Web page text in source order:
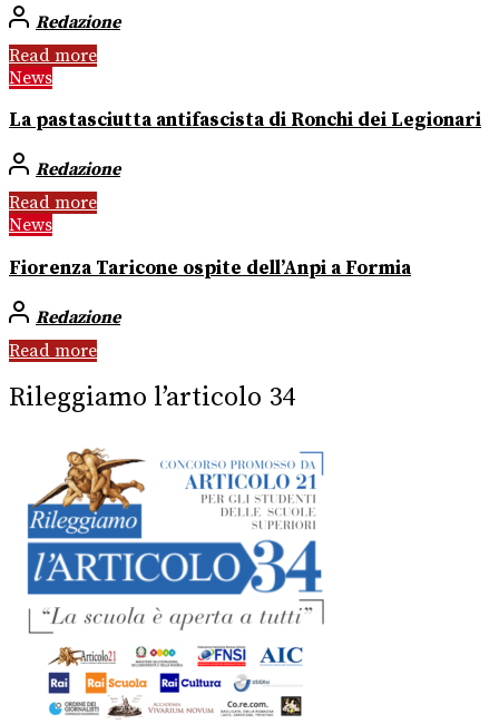
Redazione
Read more
News
La pastasciutta antifascista di Ronchi dei Legionari
Redazione
Read more
News
Fiorenza Taricone ospite dell’Anpi a Formia
Redazione
Read more
Rileggiamo l’articolo 34